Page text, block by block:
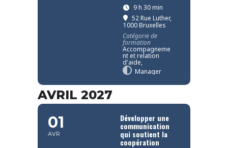
9 h 30 min
52 Rue Luther,
1000 Bruxelles
Catégorie de
formation
Accompagneme
nt et relation
d'aide,
Manager
AVRIL 2027
01
AVR
Développer une
communication
qui soutient la
coopération